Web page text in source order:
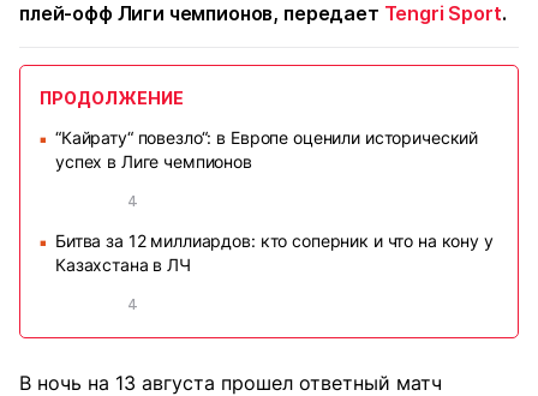
плей-офф Лиги чемпионов, передает Tengri Sport.
ПРОДОЛЖЕНИЕ
■
“Кайрату“ повезло“: в Европе оценили исторический
успех в Лиге чемпионов
4
■
Битва за 12 миллиардов: кто соперник и что на кону у
Казахстана в ЛЧ
4
В ночь на 13 августа прошел ответный матч